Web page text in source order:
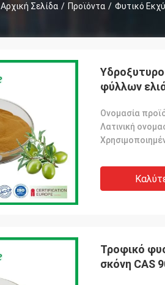
Αρχική Σελίδα / Προϊόντα / Φυτικό
φύλλων
Τροφικό
σκόνη CAS